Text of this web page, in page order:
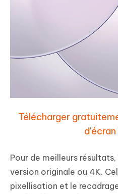
Télécharger
d'écran
Pour de meilleurs
version originale ou 4K.
pixellisation et le